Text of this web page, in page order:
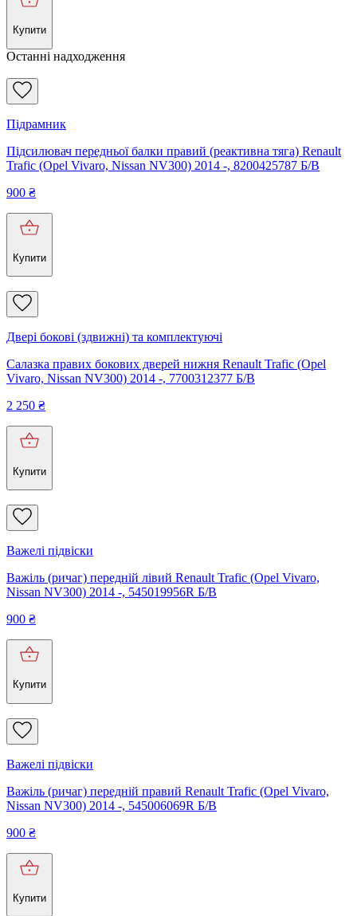
Купити
Останні надходження
Підрамник
Підсилювач передньої балки правий (реактивна тяга) Renault
Trafic (Opel Vivaro, Nissan NV300) 2014 -, 8200425787 Б/В
900 ₴
Купити
Двері бокові (здвижні) та комплектуючі
Салазка правих бокових дверей нижня Renault Trafic (Opel
Vivaro, Nissan NV300) 2014 -, 7700312377 Б/В
2 250 ₴
Купити
Важелі підвіски
Важіль (ричаг) передній лівий Renault Trafic (Opel Vivaro,
Nissan NV300) 2014 -, 545019956R Б/В
900 ₴
Купити
Важелі підвіски
Важіль (ричаг) передній правий Renault Trafic (Opel Vivaro,
Nissan NV300) 2014 -, 545006069R Б/В
900 ₴
Купити